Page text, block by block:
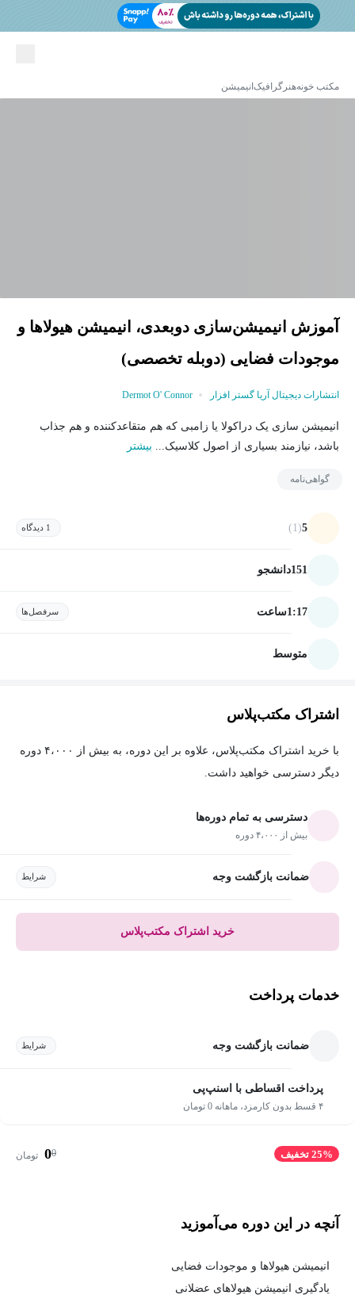
مکتب خونههنر گرافیک انیمیشن
آموزش انیمیشن‌سازی دوبعدی، انیمیشن هیولاها و
موجودات فضایی (دوبله تخصصی)
انتشارات دیجیتال آریا گستر افزار Dermot O' Connor
انیمیشن سازی یک دراکولا یا زامبی که هم متقاعدکننده و هم جذاب
باشد، نیازمند بسیاری از اصول کلاسیک... بیشتر
گواهی‌نامه
5
(1) 1 دیدگاه
151دانشجو
1:17ساعت سرفصل‌ها
متوسط
اشتراک مکتب‌پلاس
با خرید اشتراک مکتب‌پلاس، علاوه بر این دوره، به بیش از ۴،۰۰۰ دوره
دیگر دسترسی خواهید داشت.
دسترسی به تمام دوره‌ها
بیش از ۴،۰۰۰ دوره
ضمانت بازگشت وجه شرایط
خرید اشتراک مکتب‌پلاس
خدمات پرداخت
ضمانت بازگشت وجه شرایط
پرداخت اقساطی با اسنپ‌پی
۴ قسط بدون کارمزد، ماهانه 0 تومان
25% تخفیف 0
0 تومان
آنچه در این دوره می‌آموزید
انیمیشن هیولاها و موجودات فضایی
یادگیری انیمیشن هیولاهای عضلانی